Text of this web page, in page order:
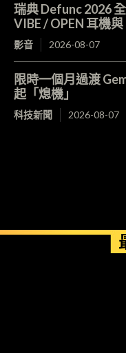
瑞典 Defunc 2026
VIBE / OPEN 耳機
影音 2026-08-07
限時一個月過渡
起「熄機」
科技新聞 2026-08-07